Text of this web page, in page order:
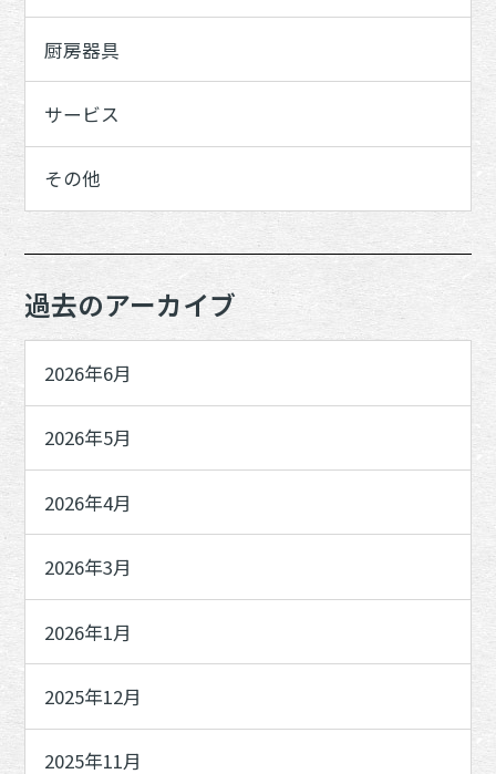
厨房器具
サービス
その他
過去のアーカイブ
2026年6月
2026年5月
2026年4月
2026年3月
2026年1月
2025年12月
2025年11月